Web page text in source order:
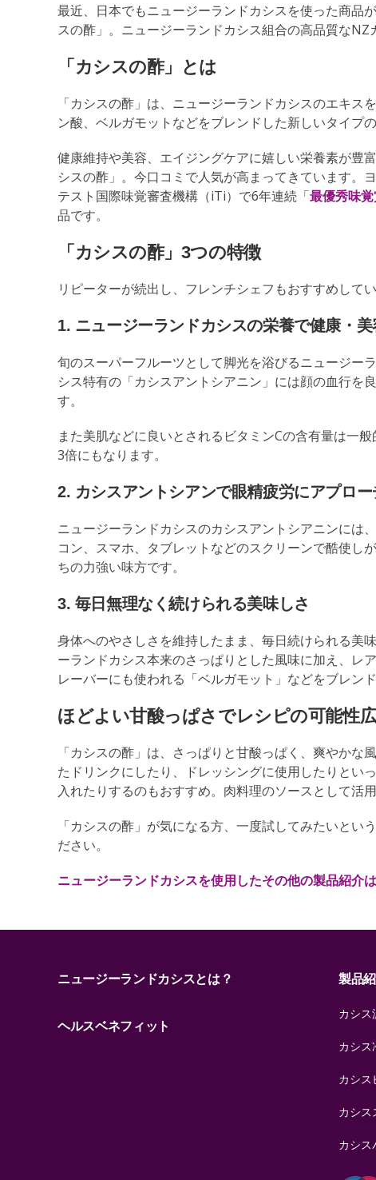
最近、日本でもニュージーランドカシスを使った商品
スの酢」。ニュージーランドカシス組合の高品質なNZ
「カシスの酢」とは
「カシスの酢」は、ニュージーランドカシスのエキ
ン酸、ベルガモットなどをブレンドした新しいタイプの
健康維持や美容、エイジングケアに嬉しい栄養素が豊
シスの酢」。今口コミで人気が高まってきています。
テスト国際味覚審査機構（iTi）で6年連続「最優秀味
品です。
「カシスの酢」3つの特徴
リピーターが続出し、フレンチシェフもおすすめして
1. ニュージーランドカシスの栄養で健康・
旬のスーパーフルーツとして脚光を浴びるニュージー
シス特有の「カシスアントシアニン」には顔の血行を
す。
また美肌などに良いとされるビタミンCの含有量は一
3倍にもなります。
2. カシスアントシアンで眼精疲労にアプロー
ニュージーランドカシスのカシスアントシアニンには
コン、スマホ、タブレットなどのスクリーンで酷使し
ちの力強い味方です。
3. 毎日無理なく続けられる美味しさ
身体へのやさしさを維持したまま、毎日続けられる美
ーランドカシス本来のさっぱりとした風味に加え、レ
レーバーにも使われる「ベルガモット」などをブレン
ほどよい甘酸っぱさでレシピの可能性
「カシスの酢」は、さっぱりと甘酸っぱく、爽やか
たドリンクにしたり、ドレッシングに使用したりとい
入れたりするのもおすすめ。肉料理のソースとして活
「カシスの酢」が気になる方、一度試してみたいとい
ださい。
ニュージーランドカシスを使用したその他の製品紹介
ニュージーランドカシスとは？
ヘルスベネフィット
製品
カシス
カシス
カシス
カシス
カシス